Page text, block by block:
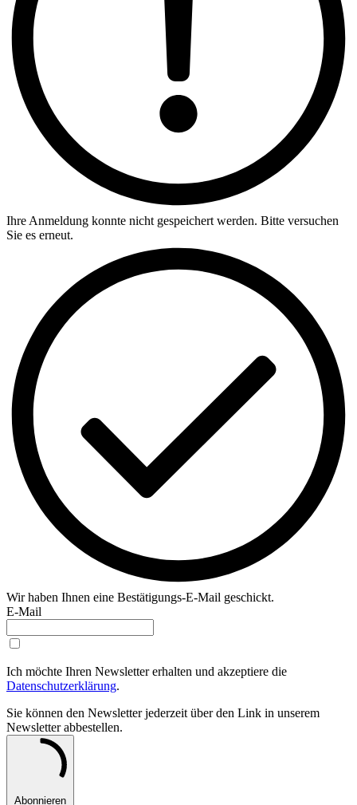
Ihre Anmeldung konnte nicht gespeichert werden. Bitte versuchen
Sie es erneut.
Wir haben Ihnen eine Bestätigungs-E-Mail geschickt.
E-Mail
Ich möchte Ihren Newsletter erhalten und akzeptiere die
Datenschutzerklärung.
Sie können den Newsletter jederzeit über den Link in unserem
Newsletter abbestellen.
Abonnieren